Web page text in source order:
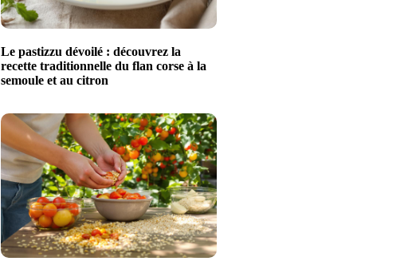
Le pastizzu dévoilé : découvrez la
recette traditionnelle du flan corse à la
semoule et au citron